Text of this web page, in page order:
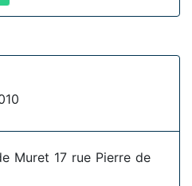
Muret 17 rue Pierre de